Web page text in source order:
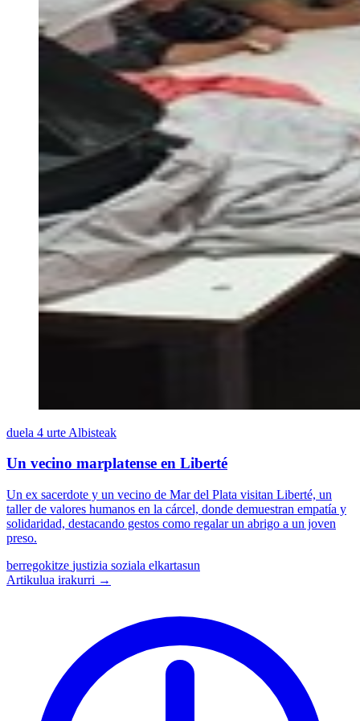
duela 4 urte Albisteak
Un vecino marplatense en Liberté
Un ex sacerdote y un vecino de Mar del Plata visitan Liberté, un
taller de valores humanos en la cárcel, donde demuestran empatía y
solidaridad, destacando gestos como regalar un abrigo a un joven
preso.
berregokitze justizia soziala elkartasun
Artikulua irakurri →